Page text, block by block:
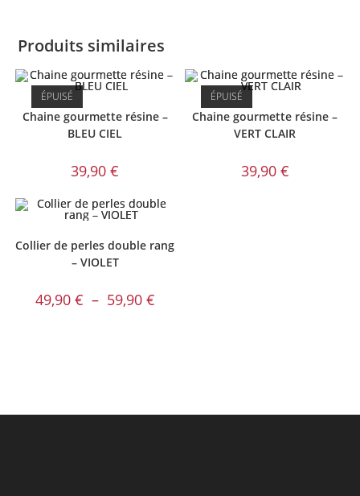
Produits similaires
ÉPUISÉ
Chaine gourmette résine –
BLEU CIEL
39,90€
ÉPUISÉ
Chaine gourmette résine –
VERT CLAIR
39,90 €
Collier de perles double rang
– VIOLET
49,90 € – 59,90 €Plage
de